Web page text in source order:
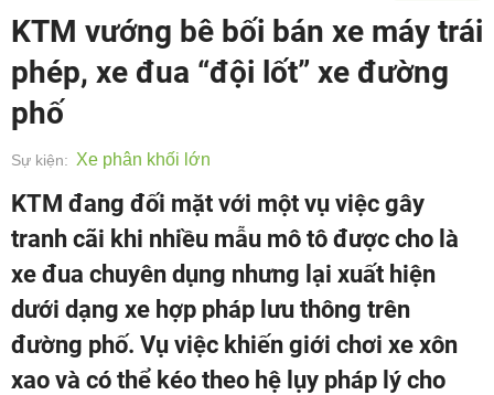
KTM vướng bê bối bán xe máy trái
phép, xe đua “đội lốt” xe đường
phố
Sự kiện: Xe phân khối lớn
KTM đang đối mặt với một vụ việc gây
tranh cãi khi nhiều mẫu mô tô được cho là
xe đua chuyên dụng nhưng lại xuất hiện
dưới dạng xe hợp pháp lưu thông trên
đường phố. Vụ việc khiến giới chơi xe xôn
xao và có thể kéo theo hệ lụy pháp lý cho